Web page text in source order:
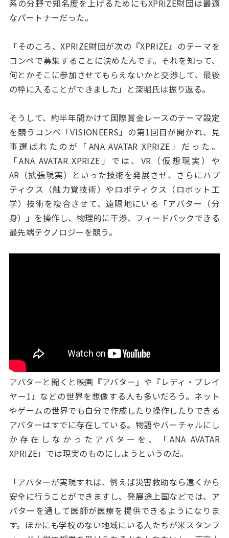
系の分野で知名度を上げるためにもXPRIZE財団は最適
なパートナーだった。
「そのころ、XPRIZE財団が次の『XPRIZE』のテーマを
コンペで募集することに決めたんです。それを知って、
何とかそこに参加させてもらえないかと交渉して、最後
の枠に入ることができました」と深堀氏は振り返る。
そうして、約半年間かけて国際賞金レースのテーマ設定
を競うコンペ「VISIONEERS」の第1回目が開かれ、見
事選ばれたのが「ANA AVATAR XPRIZE」だった。
「ANA AVATAR XPRIZE」では、VR（仮想現実）や
AR（拡張現実）といった技術を発展させ、さらにハプ
ティクス（触力覚技術）やロボティクス（ロボット工
学）技術を複合させて、遠隔地にいる「アバター（分
身）」を操作し、物理的に干渉、フィードバックできる
最先端テクノロジーを競う。
アバターと聞くと映画『アバター』や『レディ・プレイ
ヤー1』などの世界を想像する人も多いだろう。ネット
やゲームの世界でも自分で作成したり操作したりできる
アバターはすでに存在している。物語やバーチャルにし
か存在しなかったアバターを、「ANA AVATAR
XPRIZE」では現実のものにしようというのだ。
「アバターが実現すれば、例えば災害救助なら遠くから
安全に行うことができますし、発展途上国などでは、ア
バターを通して医師が医療を提供できるようになりま
す。ほかにも学校のない地域にいる人たちが米スタンフ